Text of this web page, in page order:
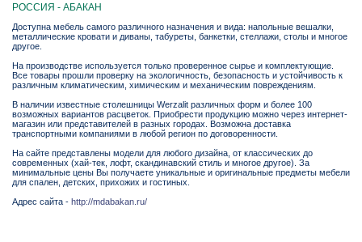
РОССИЯ - АБАКАН
Доступна мебель самого различного назначения и вида: напольные вешалки,
металлические кровати и диваны, табуреты, банкетки, стеллажи, столы и многое
другое.
На производстве используется только проверенное сырье и комплектующие.
Все товары прошли проверку на экологичность, безопасность и устойчивость к
различным климатическим, химическим и механическим повреждениям.
В наличии известные столешницы Werzalit различных форм и более 100
возможных вариантов расцветок. Приобрести продукцию можно через интернет-
магазин или представителей в разных городах. Возможна доставка
транспортными компаниями в любой регион по договоренности.
На сайте представлены модели для любого дизайна, от классических до
современных (хай-тек, лофт, скандинавский стиль и многое другое). За
минимальные цены Вы получаете уникальные и оригинальные предметы мебели
для спален, детских, прихожих и гостиных.
Адрес сайта - http://mdabakan.ru/